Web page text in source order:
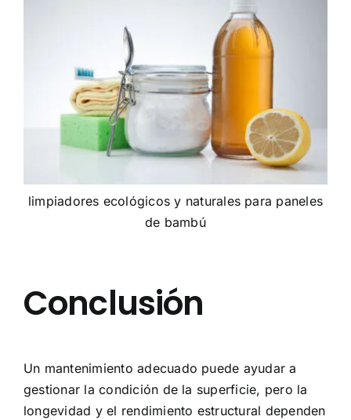
limpiadores ecológicos y naturales para paneles
de bambú
Conclusión
Un mantenimiento adecuado puede ayudar a
gestionar la condición de la superficie, pero la
longevidad y el rendimiento estructural dependen